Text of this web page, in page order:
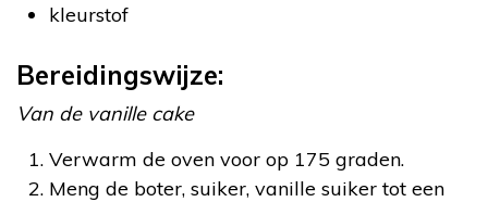
kleurstof
Bereidingswijze:
Van de vanille cake
Verwarm de oven voor op 175 graden.
Meng de boter, suiker, vanille suiker tot een